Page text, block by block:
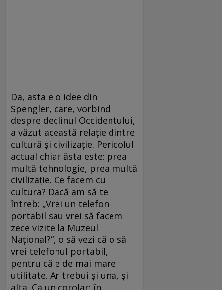
Da, asta e o idee din
Spengler, care, vorbind
despre declinul Occidentului,
a văzut această relație dintre
cultură și civilizație. Pericolul
actual chiar ăsta este: prea
multă tehnologie, prea multă
civilizație. Ce facem cu
cultura? Dacă am să te
întreb: „Vrei un telefon
portabil sau vrei să facem
zece vizite la Muzeul
Național?“, o să vezi că o să
vrei telefonul portabil,
pentru că e de mai mare
utilitate. Ar trebui și una, și
alta. Ca un corolar: în